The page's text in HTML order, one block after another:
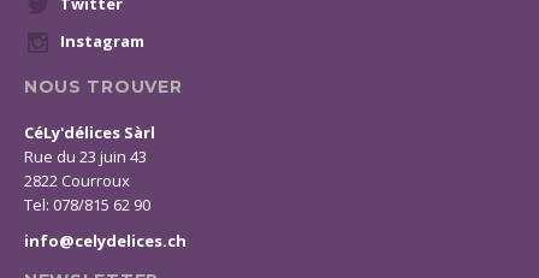
Instagram
NOUS TROUVER
CéLy'délices Sàrl
Rue du 23 juin 43
2822 Courroux
Tel: 078/815 62 90
info@celydelices.ch